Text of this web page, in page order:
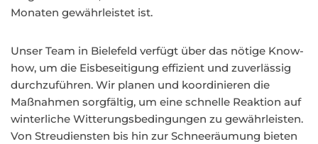
Monaten gewährleistet ist.
Unser Team in Bielefeld verfügt über das nötige Know-
how, um die Eisbeseitigung effizient und zuverlässig
durchzuführen. Wir planen und koordinieren die
Maßnahmen sorgfältig, um eine schnelle Reaktion auf
winterliche Witterungsbedingungen zu gewährleisten.
Von Streudiensten bis hin zur Schneeräumung bieten